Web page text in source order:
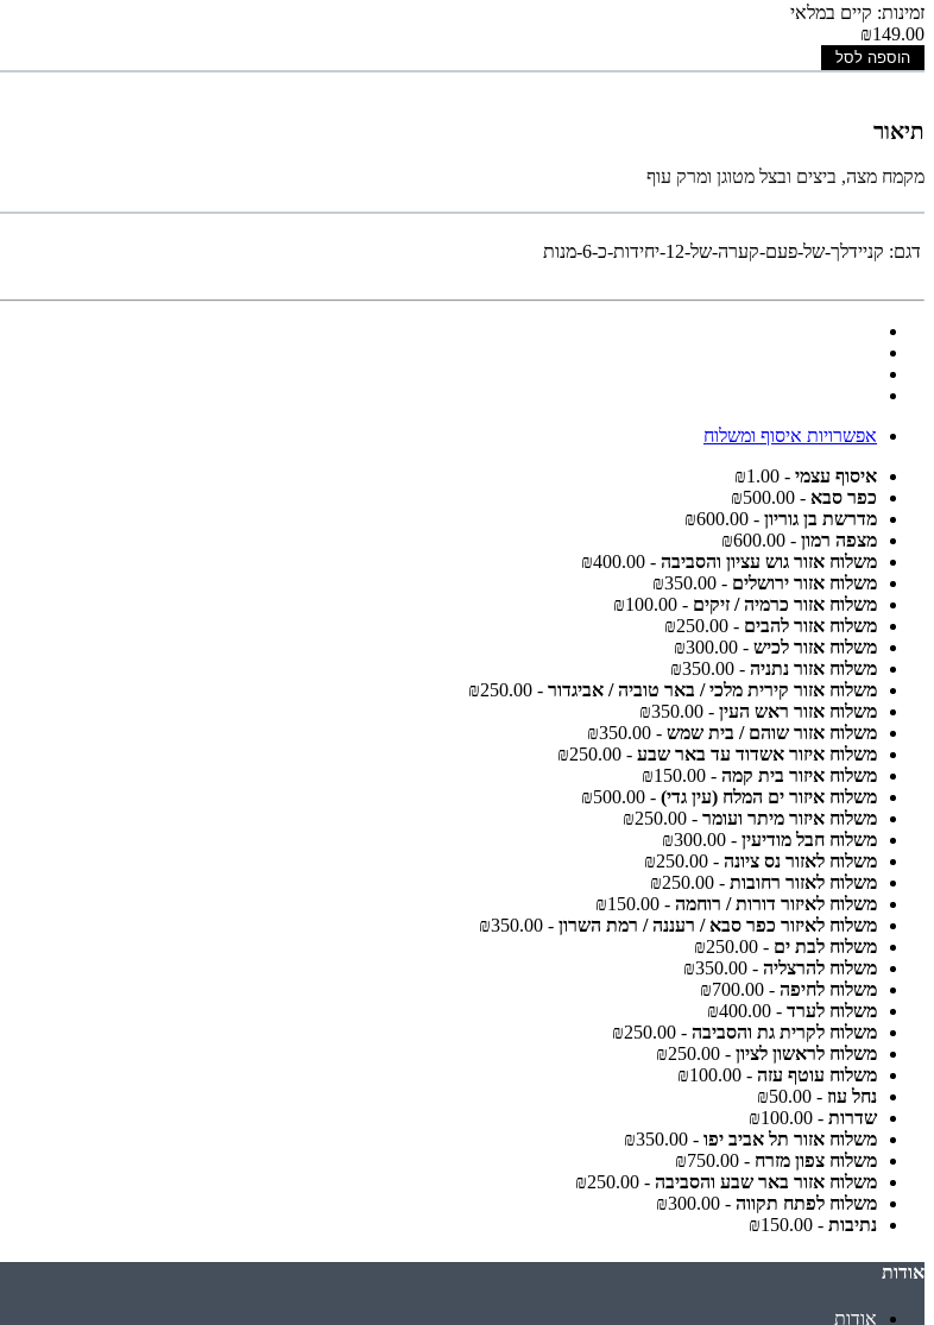
זמינות: קיים במלאי
₪149.00
הוספה לסל
תיאור
מקמח מצה, ביצים ובצל מטוגן ומרק עוף
דגם: קניידלך-של-פעם-קערה-של-12-יחידות-כ-6-מנות
אפשרויות איסוף ומשלוח
איסוף עצמי - ₪1.00
כפר סבא - ₪500.00
מדרשת בן גוריון - ₪600.00
מצפה רמון - ₪600.00
משלוח אזור גוש עציון והסביבה - ₪400.00
משלוח אזור ירושלים - ₪350.00
משלוח אזור כרמיה / זיקים - ₪100.00
משלוח אזור להבים - ₪250.00
משלוח אזור לכיש - ₪300.00
משלוח אזור נתניה - ₪350.00
משלוח אזור קירית מלכי / באר טוביה / אביגדור - ₪250.00
משלוח אזור ראש העין - ₪350.00
משלוח אזור שוהם / בית שמש - ₪350.00
משלוח איזור אשדוד עד באר שבע - ₪250.00
משלוח איזור בית קמה - ₪150.00
משלוח איזור ים המלח (עין גדי) - ₪500.00
משלוח איזור מיתר ועומר - ₪250.00
משלוח חבל מודיעין - ₪300.00
משלוח לאזור נס ציונה - ₪250.00
משלוח לאזור רחובות - ₪250.00
משלוח לאיזור דורות / רוחמה - ₪150.00
משלוח לאיזור כפר סבא / רעננה / רמת השרון - ₪350.00
משלוח לבת ים - ₪250.00
משלוח להרצליה - ₪350.00
משלוח לחיפה - ₪700.00
משלוח לערד - ₪400.00
משלוח לקרית גת והסביבה - ₪250.00
משלוח לראשון לציון - ₪250.00
משלוח עוטף עזה - ₪100.00
נחל עוז - ₪50.00
שדרות - ₪100.00
משלוח אזור תל אביב יפו - ₪350.00
משלוח צפון מזרח - ₪750.00
משלוח אזור באר שבע והסביבה - ₪250.00
משלוח לפתח תקווה - ₪300.00
נתיבות - ₪150.00
אודות
אודות